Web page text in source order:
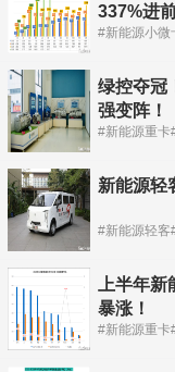
337%进
#新能源小微
绿控夺冠
强变阵！
#新能源重卡
新能源轻
#新能源轻客
上半年
暴涨！
#新能源重卡